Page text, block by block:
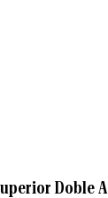
Doble A